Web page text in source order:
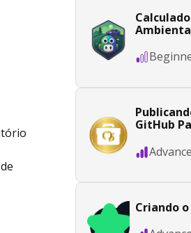
GitHub
Criando